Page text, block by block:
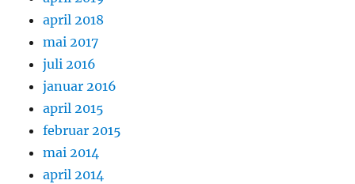
april 2018
mai 2017
juli 2016
januar 2016
april 2015
februar 2015
mai 2014
april 2014